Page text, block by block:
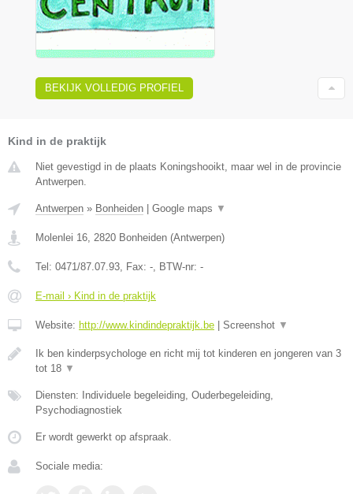
BEKIJK VOLLEDIG PROFIEL
Kind in de praktijk
Niet gevestigd in de plaats Koningshooikt, maar wel in de provincie
Antwerpen.
Antwerpen » Bonheiden Google maps ▼
Molenlei 16 2820 Bonheiden (Antwerpen)
Tel: 0471/87.07.93 , Fax: - , BTW-nr: -
E-mail › Kind in de praktijk
Website: http://www.kindindepraktijk.be Screenshot ▼
Ik ben kinderpsychologe en richt mij tot kinderen en jongeren van 3
tot 18 ▼
Diensten: Individuele begeleiding, Ouderbegeleiding,
Psychodiagnostiek
Er wordt gewerkt op afspraak.
Sociale media: